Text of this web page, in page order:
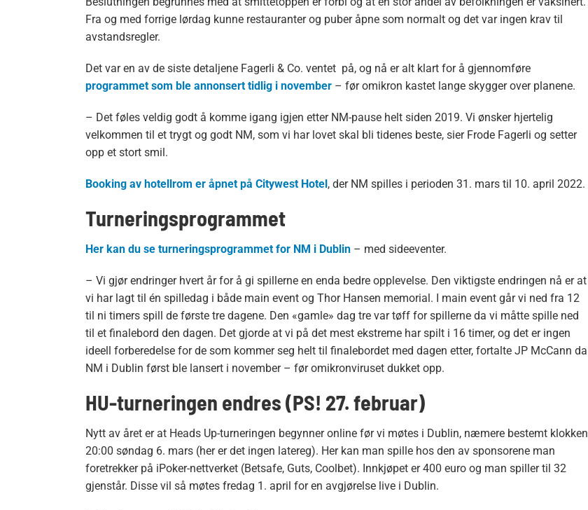
Fra og med forrige lørdag kunne restauranter og puber åpne som normalt og det var ingen krav til
avstandsregler.
Det var en av de siste detaljene Fagerli & Co. ventet på, og nå er alt klart for å gjennomføre
programmet som ble annonsert tidlig i november– før omikron kastet lange skygger over planene.
– Det føles veldig godt å komme igang igjen etter NM-pause helt siden 2019. Vi ønsker hjertelig
velkommen til et trygt og godt NM, som vi har lovet skal bli tidenes beste, sier Frode Fagerli og setter
opp et stort smil.
Booking av hotellrom er åpnet på Citywest Hotel, der NM spilles i perioden 31. mars til 10. april 2022.
Turneringsprogrammet
Her kan du se turneringsprogrammet for NM i Dublin– med sideeventer.
– Vi gjør endringer hvert år for å gi spillerne en enda bedre opplevelse. Den viktigste endringen nå er at
vi har lagt til én spilledag i både main event og Thor Hansen memorial. I main event går vi ned fra 12
til ni timers spill de første tre dagene. Den «gamle» dag tre var tøff for spillerne da vi måtte spille ned
til et finalebord den dagen. Det gjorde at vi på det mest ekstreme har spilt i 16 timer, og det er ingen
ideell forberedelse for de som kommer seg helt til finalebordet med dagen etter, fortalte JP McCann da
NM i Dublin først ble lansert i november – før omikronviruset dukket opp.
HU-turneringen endres (PS! 27. februar)
Nytt av året er at Heads Up-turneringen begynner online før vi møtes i Dublin, næmere bestemt klokken
20:00 søndag 6. mars (her er det ingen latereg). Her kan man spille hos den av sponsorene man
foretrekker på iPoker-nettverket (Betsafe, Guts, Coolbet). Innkjøpet er 400 euro og man spiller til 32
gjenstår. Disse vil så møtes fredag 1. april for en avgjørelse live i Dublin.